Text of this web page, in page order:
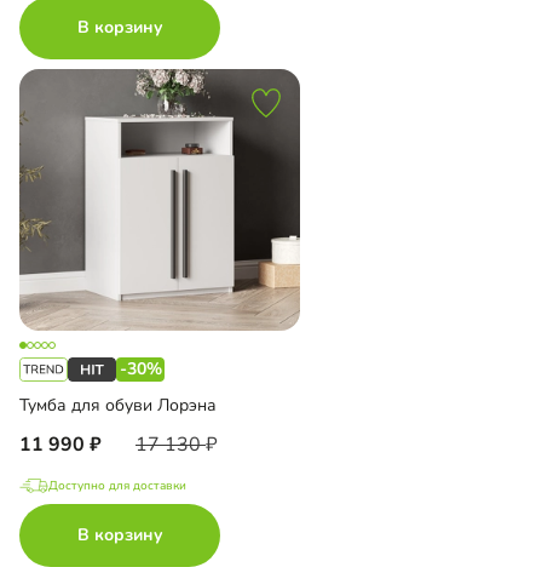
В корзину
-30%
Тумба для обуви Лорэна
11 990 17 130
Доступно для доставки
В корзину